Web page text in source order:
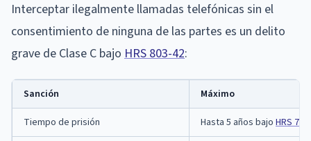
Interceptar ilegalmente llamadas telefónicas sin el
consentimiento de ninguna de las partes es un delito
grave de Clase C bajo HRS 803-42:
Sanción Máximo
Tiempo de prisión Hasta 5 años bajo HRS